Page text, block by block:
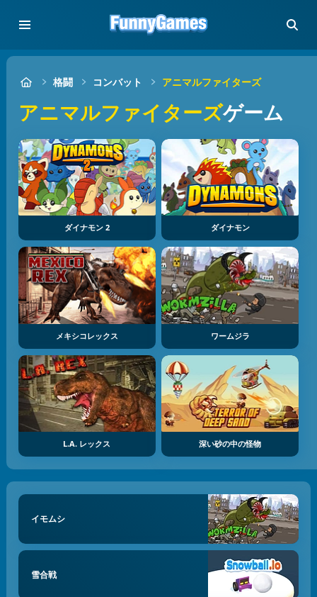
格闘 コンバット アニマルファイターズ
アニマルファイターズゲーム
ダイナモン 2 ダイナモン
メキシコレックス ワームジラ
L.A. レックス 深い砂の中の怪物
イモムシ
雪合戦